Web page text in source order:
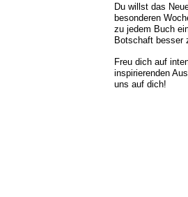
Du willst das
besonderen
zu jedem Buch
Botschaft besser
Freu dich auf
inspirierenden
uns auf dich!